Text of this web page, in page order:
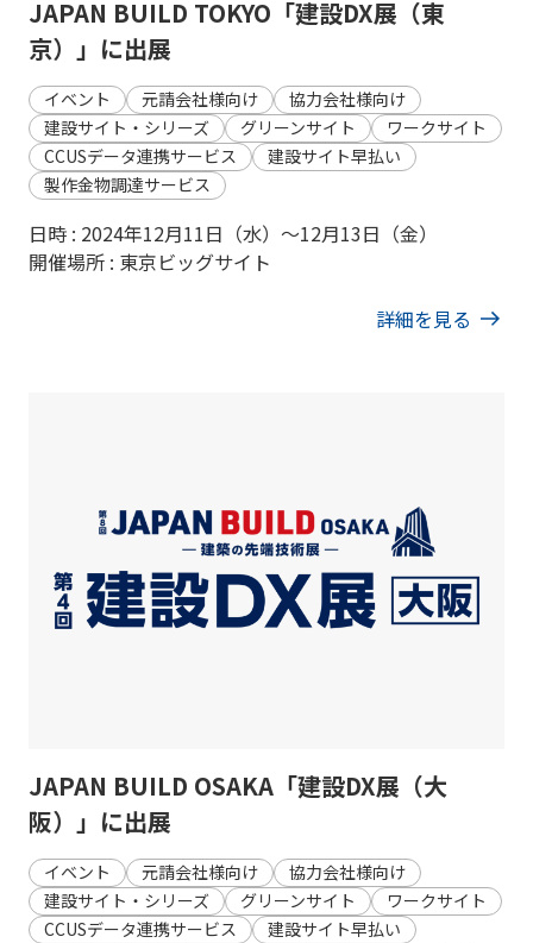
JAPAN BUILD TOKYO「建設DX展（東
京）」に出展
イベント 元請会社様向け
協力会社様向け
建設サイト・シリーズ
グリーンサイト
ワークサイト
CCUSデータ連携サービス
建設サイト早払い
製作金物調達サービス
日時 : 2024年12月11日（水）～12月13日（金）
開催場所 : 東京ビッグサイト
詳細を見る
JAPAN BUILD OSAKA「建設DX展（大
阪）」に出展
イベント 元請会社様向け
協力会社様向け
建設サイト・シリーズ
グリーンサイト
ワークサイト
CCUSデータ連携サービス
建設サイト早払い